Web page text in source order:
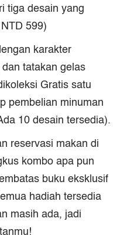
tiga desain yang
599)
karakter
tatakan gelas
Gratis satu
pembelian minuman
10 desain tersedia).
reservasi makan di
kombo apa pun
buku eksklusif
hadiah tersedia
masih ada, jadi